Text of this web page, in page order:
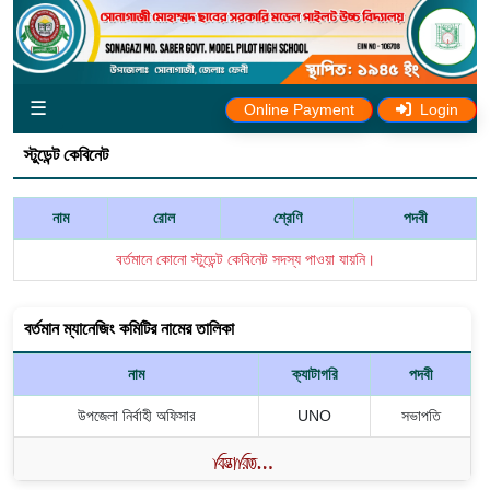
☰ Online Payment Login
স্টুডেন্ট কেবিনেট
নাম রোল শ্রেণি পদবী
বর্তমানে কোনো স্টুডেন্ট কেবিনেট সদস্য পাওয়া যায়নি।
বর্তমান ম্যানেজিং কমিটির নামের তালিকা
নাম ক্যাটাগরি পদবী
উপজেলা নির্বাহী অফিসার UNO সভাপতি